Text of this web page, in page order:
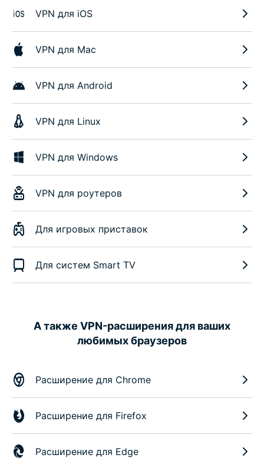
VPN для iOS
VPN для Mac
VPN для Android
VPN для Linux
VPN для Windows
VPN для роутеров
Для игровых приставок
Для систем Smart TV
А также VPN-расширения для ваших
любимых браузеров
Расширение для Chrome
Расширение для Firefox
Расширение для Edge